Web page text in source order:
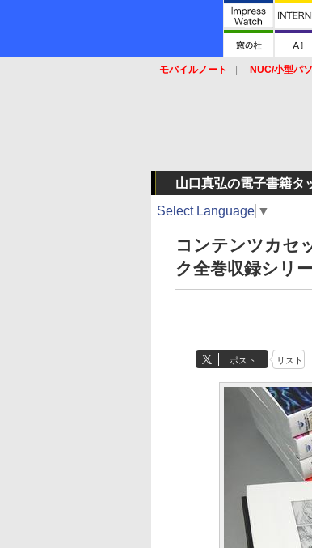
モバイルノート NUC/小型パ
山口真弘の電子書籍タ
Select Language ▼
コンテンツカセ
ク全巻収録シリ
ポスト リスト